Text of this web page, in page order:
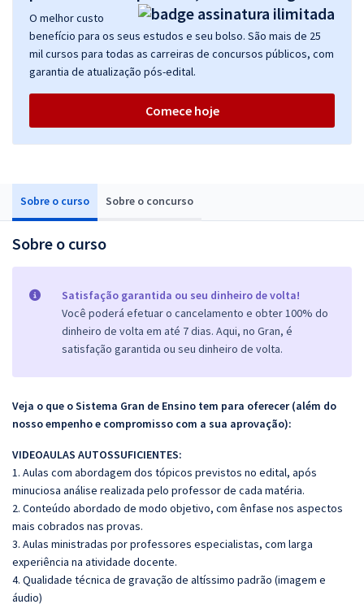
Sobre o curso Sobre o concurso
Sobre o curso
Satisfação garantida ou seu dinheiro de volta!
Você poderá efetuar o cancelamento e obter 100% do
dinheiro de volta em até 7 dias. Aqui, no Gran, é
satisfação garantida ou seu dinheiro de volta.
Veja o que o Sistema Gran de Ensino tem para oferecer (além do
nosso empenho e compromisso com a sua aprovação):
VIDEOAULAS AUTOSSUFICIENTES:
1. Aulas com abordagem dos tópicos previstos no edital, após
minuciosa análise realizada pelo professor de cada matéria.
2. Conteúdo abordado de modo objetivo, com ênfase nos aspectos
mais cobrados nas provas.
3. Aulas ministradas por professores especialistas, com larga
experiência na atividade docente.
4. Qualidade técnica de gravação de altíssimo padrão (imagem e
áudio)
O melhor custo
benefício para os seus estudos e seu bolso. São mais de 25
mil cursos para todas as carreiras de concursos públicos, com
garantia de atualização pós-edital.
Comece hoje